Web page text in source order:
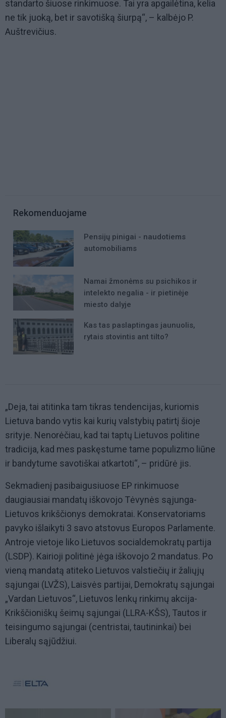
standarto šiuose rinkimuose. Tai yra apgailėtina, kelia
ne tik juoką, bet ir savotišką šiurpą“, – kalbėjo P.
Auštrevičius.
Rekomenduojame
Pensijų pinigai - naudotiems
automobiliams
Namai žmonėms su psichikos ir
intelekto negalia - ir pietinėje
miesto dalyje
Kas tas paslaptingas jaunuolis,
rytais stovintis ant tilto?
„Deja, tai atitinka tam tikras tendencijas, kuriomis
Lietuva bando vytis kai kurių valstybių patirtį šioje
srityje. Nenorėčiau, kad tai taptų Lietuvos politine
tradicija, kad mes paskęstume tame populizmo liūne
ir bandytume savotiškai atkartoti“, – pridūrė jis.
Sekmadienį pasibaigusiuose EP rinkimuose
daugiausiai mandatų iškovojo Tėvynės sąjunga-
Lietuvos krikščionys demokratai. Konservatoriams
pavyko išlaikyti 3 savo atstovus Europos Parlamente.
Antroje vietoje liko Lietuvos socialdemokratų partija
(LSDP). Kairioji politinė jėga iškovojo 2 mandatus. Po
vieną mandatą atiteko Lietuvos valstiečių ir žaliųjų
sąjungai (LVŽS), Laisvės partijai, Demokratų sąjungai
„Vardan Lietuvos“, Lietuvos lenkų rinkimų akcija-
Krikščioniškų šeimų sąjungai (LLRA-KŠS), Tautos ir
teisingumo sąjungai (centristai, tautininkai) bei
Liberalų sąjūdžiui.